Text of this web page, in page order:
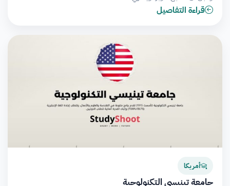
قراءة التفاصيل
أمريكا
جامعة تينيسي التكنولوجية